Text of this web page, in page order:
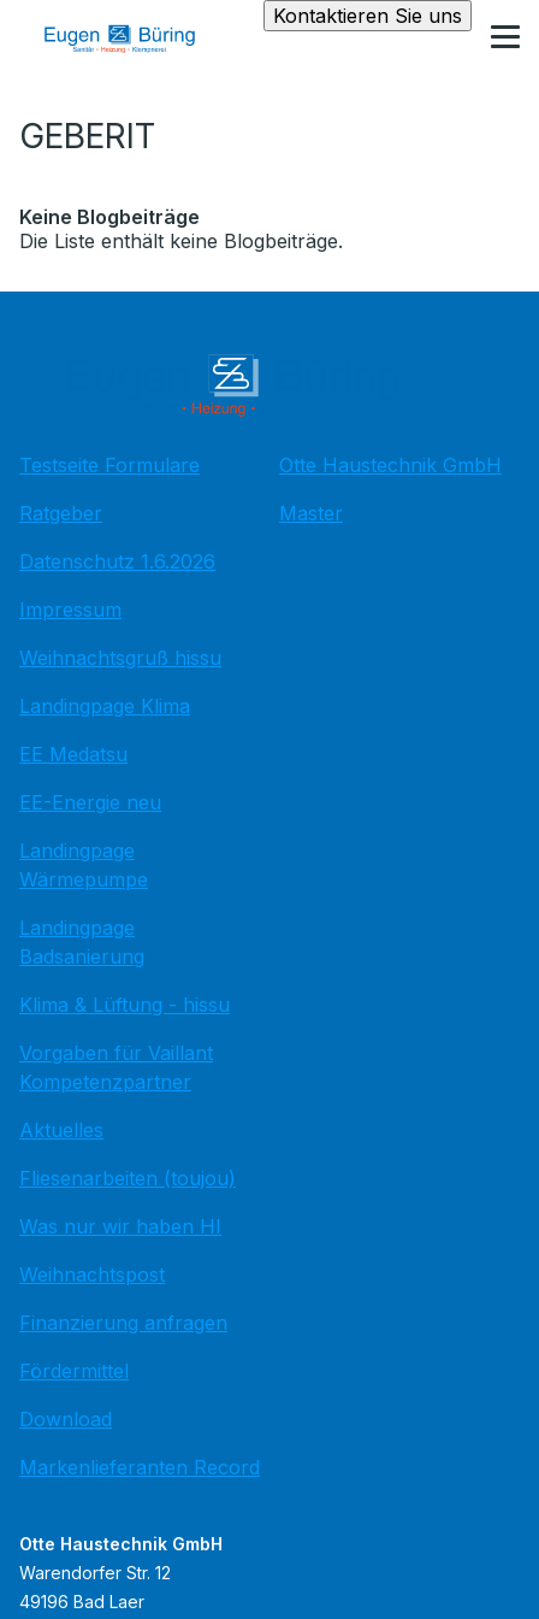
Kontaktieren Sie uns
GEBERIT
Keine Blogbeiträge
Die Liste enthält keine Blogbeiträge.
Testseite Formulare
Ratgeber
Datenschutz 1.6.2026
Impressum
Weihnachtsgruß hissu
Landingpage Klima
EE Medatsu
EE-Energie neu
Landingpage
Wärmepumpe
Landingpage
Badsanierung
Klima & Lüftung - hissu
Vorgaben für Vaillant
Kompetenzpartner
Aktuelles
Fliesenarbeiten (toujou)
Was nur wir haben HI
Weihnachtspost
Finanzierung anfragen
Fördermittel
Download
Markenlieferanten Record
Otte Haustechnik GmbH
Master
Otte Haustechnik GmbH
Warendorfer Str. 12
49196 Bad Laer